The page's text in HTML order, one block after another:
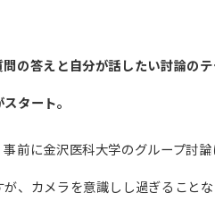
の答えと自分が話したい討論の
タート。
前に金沢医科大学のグループ討
、カメラを意識しし過ぎること